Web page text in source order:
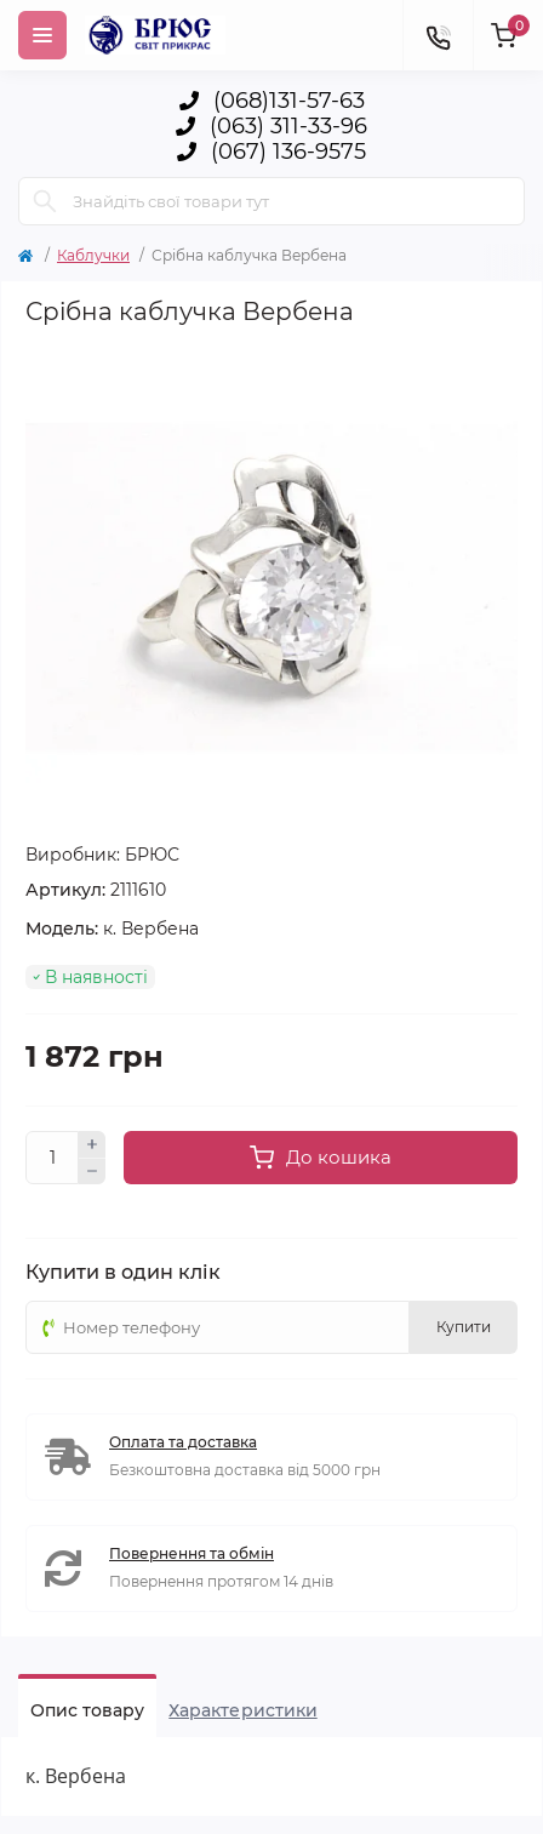
(068)131-57-63
(063) 311-33-96
(067) 136-9575
0
Каблучки Срібна каблучка Вербена
Срібна каблучка Вербена
Виробник: БРЮС
Артикул: 2111610
Модель: к. Вербена
В наявності
1 872 грн
До кошика
Купити в один клік
Купити
Оплата та доставка
Безкоштовна доставка від 5000 грн
Повернення та обмін
Повернення протягом 14 днів
Опис товару Характеристики
к. Вербена